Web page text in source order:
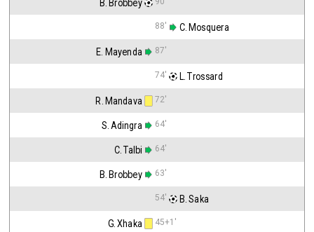
B. Brobbey
88' C. Mosquera
E. Mayenda 87'
74' L. Trossard
R. Mandava 72'
S. Adingra 64'
C. Talbi 64'
B. Brobbey 63'
54' B. Saka
G. Xhaka 45+1'